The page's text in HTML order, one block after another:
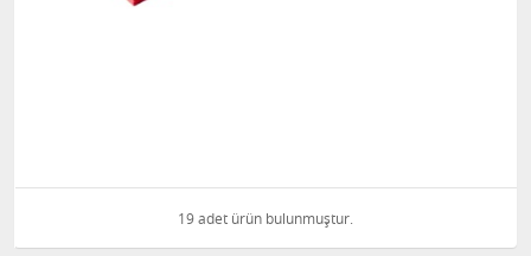
19 adet ürün bulunmuştur.